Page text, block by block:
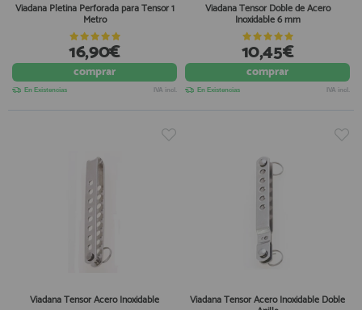
Viadana Pletina Perforada para Tensor 1
Metro
16,90€
comprar
En Existencias IVA incl.
Viadana Tensor Doble de Acero
Inoxidable 6 mm
10,45€
comprar
En Existencias IVA incl.
Viadana Tensor Acero Inoxidable Viadana Tensor Acero Inoxidable Doble